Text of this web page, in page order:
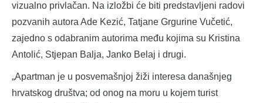
vizualno privlačan. Na izložbi će biti predstavljeni radovi
pozvanih autora Ade Kezić, Tatjane Grgurine Vučetić,
zajedno s odabranim autorima među kojima su Kristina
Antolić, Stjepan Balja, Janko Belaj i drugi.
„Apartman je u posvemašnjoj žiži interesa današnjeg
hrvatskog društva; od onog na moru u kojem turist